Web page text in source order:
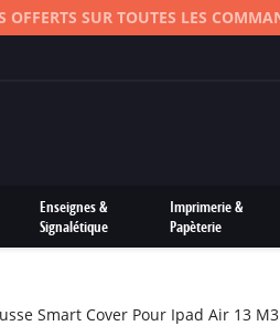
OFFERTS SUR TOUTES LES
Enseignes &
Signalétique
Imprimerie &
Papèterie
Smart Cover Pour Ipad Air 13